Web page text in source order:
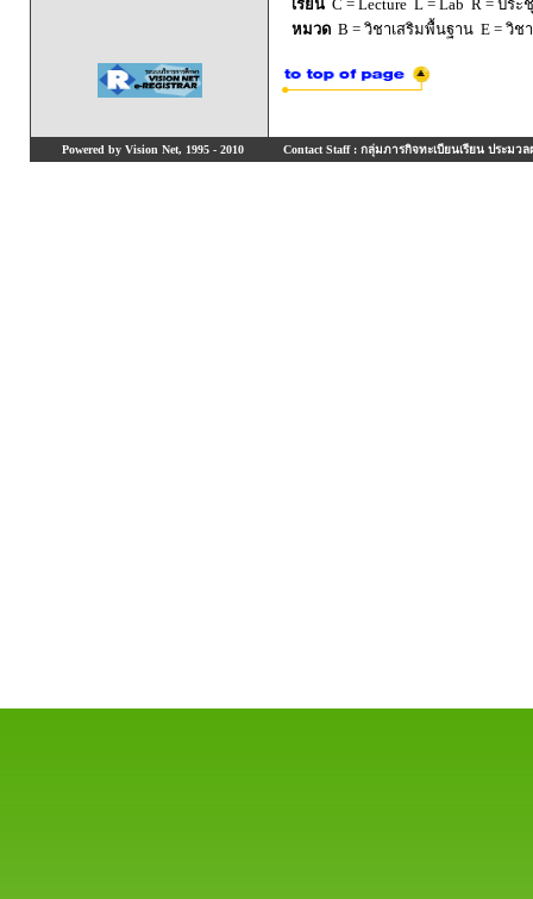
เรียน C = Lecture L = Lab R = ประ
หมวด B = วิชาเสริมพื้นฐาน E = วิช
Powered by Vision Net, 1995 - 2010 Contact Staff : กลุ่มภารกิจทะเบียนเรียน ประมวล